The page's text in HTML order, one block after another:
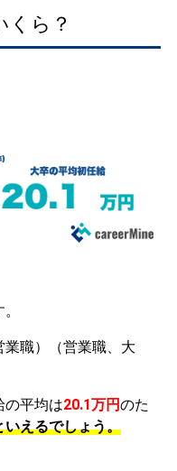
くら？
職）（営業職、大
の平均は20.1万円のた
えるでしょう。